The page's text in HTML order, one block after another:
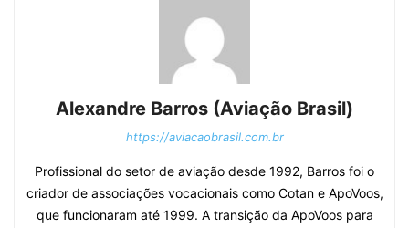
Alexandre Barros (Aviação Brasil)
https://aviacaobrasil.com.br
Profissional do setor de aviação desde 1992, Barros foi o
criador de associações vocacionais como Cotan e ApoVoos,
que funcionaram até 1999. A transição da ApoVoos para